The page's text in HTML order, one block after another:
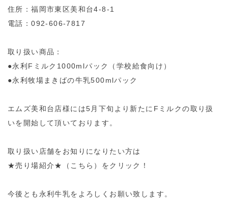
住所：福岡市東区美和台4-8-1
電話：092-606-7817
取り扱い商品：
●永利Fミルク1000mlパック（学校給食向け）
●永利牧場まきばの牛乳500mlパック
エムズ美和台店様には5月下旬より新たにFミルクの取り扱
いを開始して頂いております。
取り扱い店舗をお知りになりたい方は
★売り場紹介★（こちら） をクリック！
今後とも永利牛乳をよろしくお願い致します。